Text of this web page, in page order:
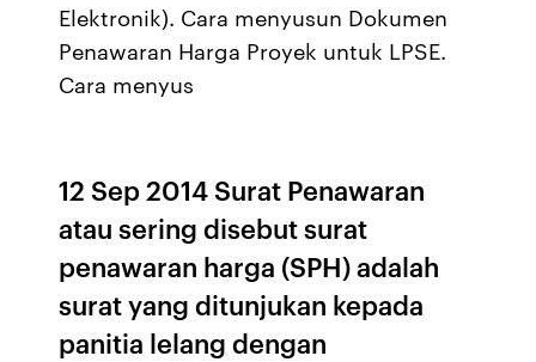
Elektronik). Cara menyusun Dokumen
Penawaran Harga Proyek untuk LPSE.
Cara menyus
12 Sep 2014 Surat Penawaran
atau sering disebut surat
penawaran harga (SPH) adalah
surat yang ditunjukan kepada
panitia lelang dengan